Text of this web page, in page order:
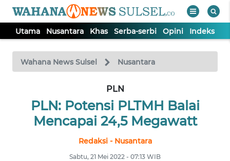
Utama Nusantara Khas Serba-serbi Opini Indeks
Wahana News Sulsel Nusantara
PLN
PLN: Potensi PLTMH Balai
Mencapai 24,5 Megawatt
Redaksi - Nusantara
Sabtu, 21 Mei 2022 - 07:13 WIB
TV
Tutup
NUSANTARA